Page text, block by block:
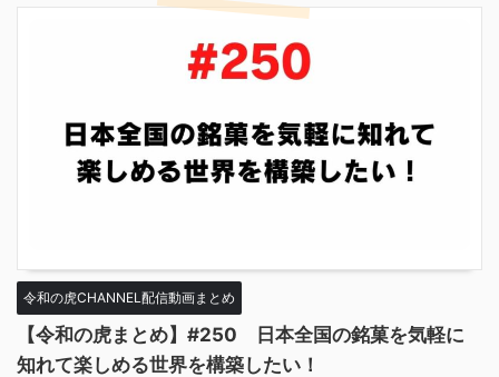
令和の虎CHANNEL配信動画まとめ
【令和の虎まとめ】#250 日本全国の銘菓を気軽に
知れて楽しめる世界を構築したい！